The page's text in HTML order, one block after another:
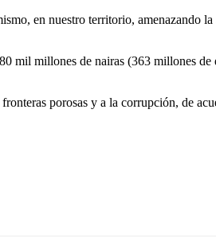
en nuestro territorio, amenazando
mil millones de nairas (363 millones de
porosas y a la corrupción, de